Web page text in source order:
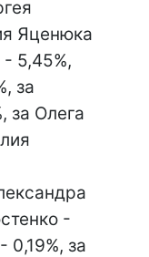
Яценюка
- 5,45%,
за
за Олега
-
за